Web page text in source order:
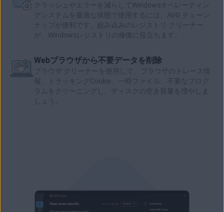
クラッシュやエラーを減らしてWindowsオペレーティン
グシステムを最適な状態で使用するには、AVG チューン
ナップが便利です。組み込みの レジストリ クリーナー
が、 Windowsレジストリ の修復に役立ちます。
Webブラウザから不要データを削除
ブラウザ クリーナーを使用して、ブラウザのトレース情
報、トラッキングCookie、 一時ファイル 、不要なプログ
ラムをクリーニングし、ディスクの空き容量を増やしま
しょう。